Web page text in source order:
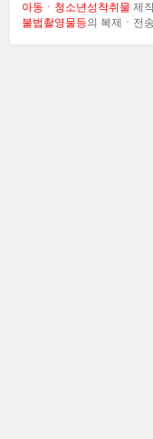
아동ㆍ청소년성착취물 제
불법촬영물등의 복제ㆍ전